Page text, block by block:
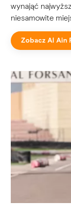
wynająć
niesamowite
Zobacz Al Ain